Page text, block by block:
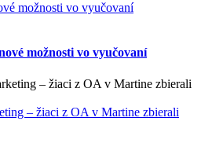
možnosti vo vyučovaní
možnosti vo vyučovaní
– žiaci z OA v Martine zbierali